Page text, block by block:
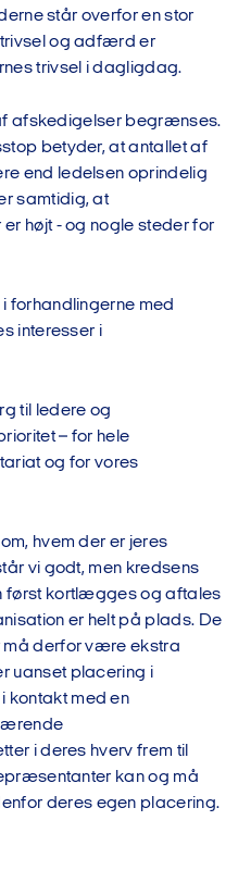
står overfor en stor
og adfærd er
trivsel i dagligdag.
afskedigelser begrænses.
betyder, at antallet af
end ledelsen oprindelig
samtidig, at
højt - og nogle steder for
forhandlingerne med
interesser i
til ledere og
– for hele
og for vores
hvem der er jeres
vi godt, men kredsens
først kortlægges og aftales
er helt på plads. De
derfor være ekstra
uanset placering i
kontakt med en
i deres hverv frem til
kan og må
deres egen placering.